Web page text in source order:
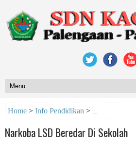
Home > Info Pendidikan >
Narkoba LSD Beredar Di Sekolah